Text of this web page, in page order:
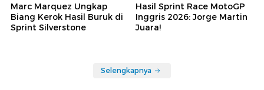
Marc Marquez Ungkap
Biang Kerok Hasil Buruk di
Sprint Silverstone
Hasil Sprint Race MotoGP
Inggris 2026: Jorge Martin
Juara!
Selengkapnya